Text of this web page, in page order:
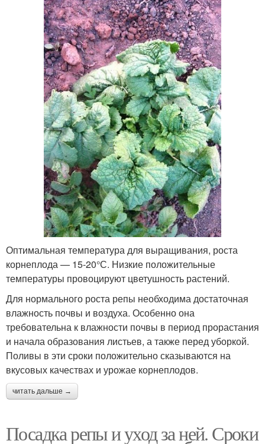
Оптимальная температура для выращивания, роста
корнеплода — 15-20°С. Низкие положительные
температуры провоцируют цветушность растений.
Для нормального роста репы необходима достаточная
влажность почвы и воздуха. Особенно она
требовательна к влажности почвы в период прорастания
и начала образования листьев, а также перед уборкой.
Поливы в эти сроки положительно сказываются на
вкусовых качествах и урожае корнеплодов.
читать дальше →
Посадка репы и уход за ней. Сроки